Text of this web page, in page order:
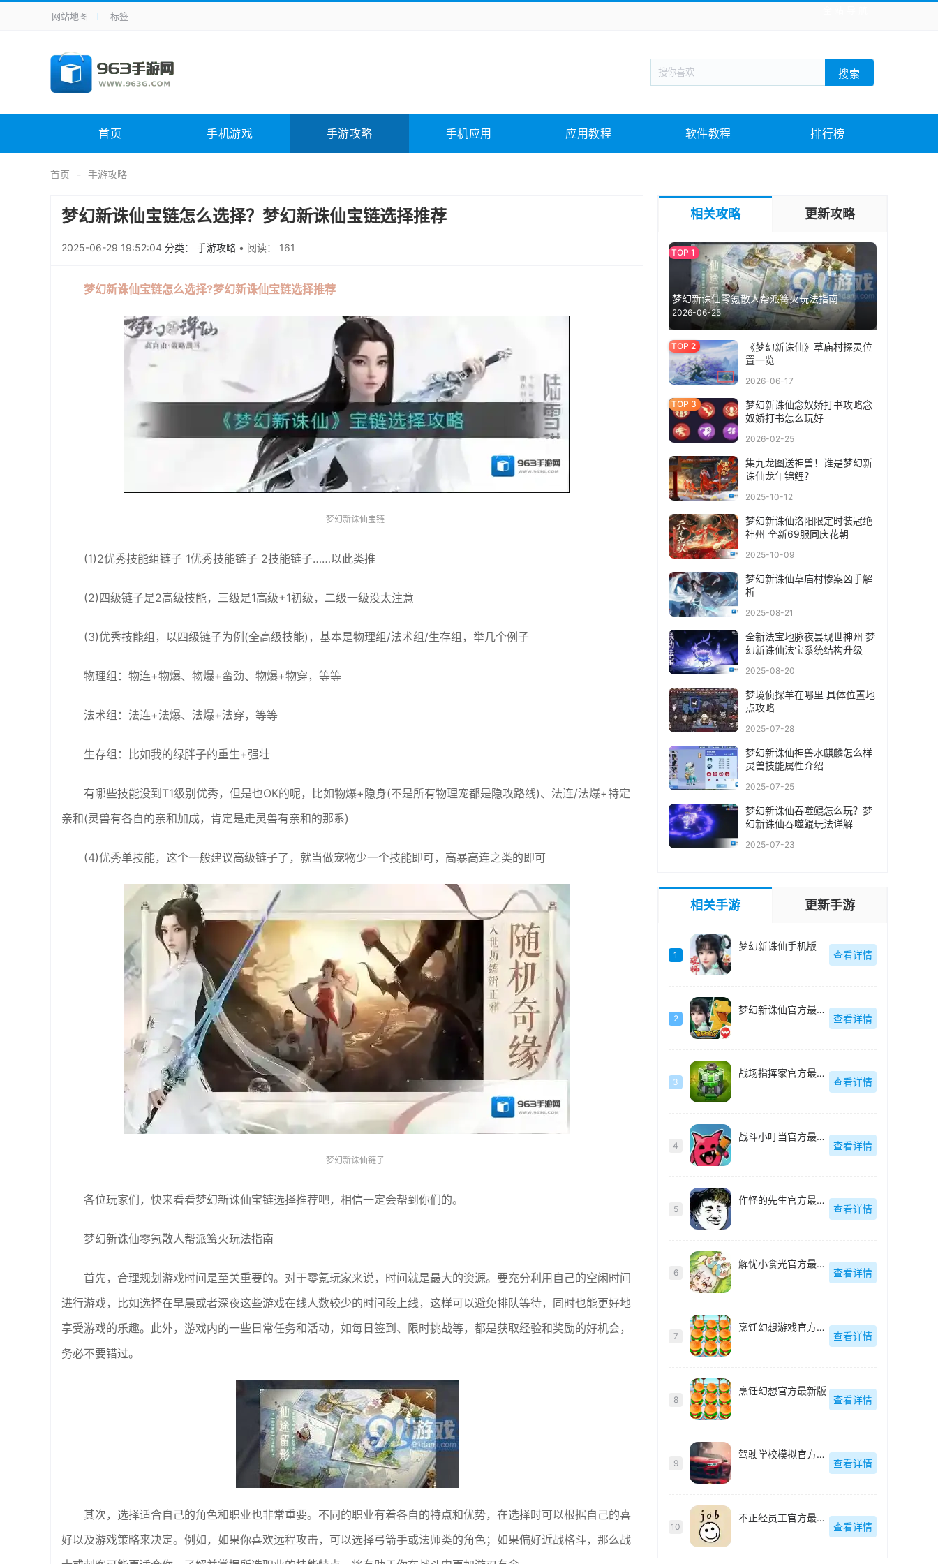
手机应用 新闻阅读 旅游出行 生活实用
手机游戏 体育竞技 战棋游戏 枪战射击 模拟经营
电脑软件 其它类别 图形软件 安全相关 应用软件 影音软件 插件下载 教育教学 游戏娱乐 系统软件 素材下载
未分类 综合其它
网站地图 标签
搜索
首页 手机游戏 手游攻略 手机应用 应用教程 软件教程 排行榜
首页 手游攻略
梦幻新诛仙宝链怎么选择？梦幻新诛仙宝链选择推荐
2025-06-29 19:52:04 分类： 手游攻略 • 阅读： 161
梦幻新诛仙宝链怎么选择?梦幻新诛仙宝链选择推荐
梦幻新诛仙宝链
(1)2优秀技能组链子 1优秀技能链子 2技能链子……以此类推
(2)四级链子是2高级技能，三级是1高级+1初级，二级一级没太注意
(3)优秀技能组，以四级链子为例(全高级技能)，基本是物理组/法术组/生存组，举几个例子
物理组：物连+物爆、物爆+蛮劲、物爆+物穿，等等
法术组：法连+法爆、法爆+法穿，等等
生存组：比如我的绿胖子的重生+强壮
有哪些技能没到T1级别优秀，但是也OK的呢，比如物爆+隐身(不是所有物理宠都是隐攻路线)、法连/法爆+特定
亲和(灵兽有各自的亲和加成，肯定是走灵兽有亲和的那系)
(4)优秀单技能，这个一般建议高级链子了，就当做宠物少一个技能即可，高暴高连之类的即可
梦幻新诛仙链子
各位玩家们，快来看看梦幻新诛仙宝链选择推荐吧，相信一定会帮到你们的。
梦幻新诛仙零氪散人帮派篝火玩法指南
首先，合理规划游戏时间是至关重要的。对于零氪玩家来说，时间就是最大的资源。要充分利用自己的空闲时间
进行游戏，比如选择在早晨或者深夜这些游戏在线人数较少的时间段上线，这样可以避免排队等待，同时也能更好地
享受游戏的乐趣。此外，游戏内的一些日常任务和活动，如每日签到、限时挑战等，都是获取经验和奖励的好机会，
务必不要错过。
其次，选择适合自己的角色和职业也非常重要。不同的职业有着各自的特点和优势，在选择时可以根据自己的喜
好以及游戏策略来决定。例如，如果你喜欢远程攻击，可以选择弓箭手或法师类的角色；如果偏好近战格斗，那么战
相关攻略 更新攻略
梦幻新诛仙零氪散人帮派篝火玩法指南
2026-06-25
《梦幻新诛仙》草庙村探灵位
置一览
2026-06-17
梦幻新诛仙念奴娇打书攻略念
奴娇打书怎么玩好
2026-02-25
集九龙图送神兽！谁是梦幻新
诛仙龙年锦鲤？
2025-10-12
梦幻新诛仙洛阳限定时装冠绝
神州 全新69服同庆花朝
2025-10-09
梦幻新诛仙草庙村惨案凶手解
析
2025-08-21
全新法宝地脉夜昙现世神州 梦
幻新诛仙法宝系统结构升级
2025-08-20
梦境侦探羊在哪里 具体位置地
点攻略
2025-07-28
梦幻新诛仙神兽水麒麟怎么样
灵兽技能属性介绍
2025-07-25
梦幻新诛仙吞噬鲲怎么玩？梦
幻新诛仙吞噬鲲玩法详解
2025-07-23
相关手游 更新手游
1
梦幻新诛仙手机版
查看详情
2
梦幻新诛仙官方最新版
查看详情
3
战场指挥家官方最新版
查看详情
4
战斗小叮当官方最新版
查看详情
5
作怪的先生官方最新版
查看详情
6
解忧小食光官方最新版
查看详情
7
烹饪幻想游戏官方最新版
查看详情
8
烹饪幻想官方最新版
查看详情
9
驾驶学校模拟官方最新版
查看详情
10
不正经员工官方最新版
查看详情